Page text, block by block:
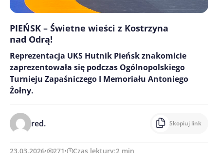
PIEŃSK – Świetne wieści z Kostrzyna
nad Odrą!
Reprezentacja UKS Hutnik Pieńsk znakomicie
zaprezentowała się podczas Ogólnopolskiego
Turnieju Zapaśniczego I Memoriału Antoniego
Żołny.
red. Skopiuj link
23.03.2026 271 Czas lektury:2 min